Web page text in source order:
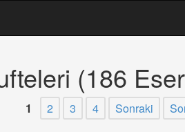
(186
1 2 3 4 Sonraki